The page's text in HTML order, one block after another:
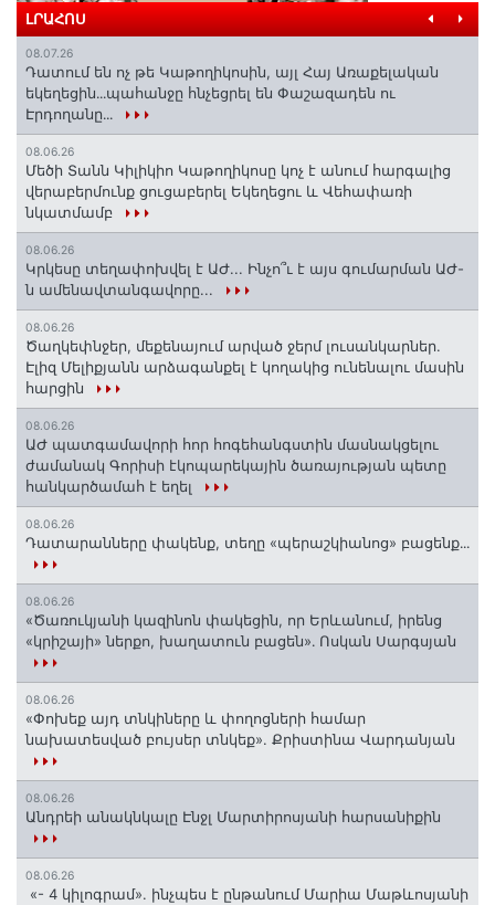
ԼՐԱՀՈՍ
08.07.26
Դատում են ոչ թե Կաթողիկոսին, այլ Հայ Առաքելական
եկեղեցին․․․պահանջը հնչեցրել են Փաշազադեն ու
Էրդողանը․․․
08.06.26
Մեծի Տանն Կիլիկիո Կաթողիկոսը կոչ է անում հարգալից
վերաբերմունք ցուցաբերել Եկեղեցու և Վեհափառի
նկատմամբ
08.06.26
Կրկեսը տեղափոխվել է ԱԺ... Ինչո՞ւ է այս գումարման ԱԺ-
ն ամենավտանգավորը...
08.06.26
Ծաղկեփնջեր, մեքենայում արված ջերմ լուսանկարներ.
Էլիզ Մելիքյանն արձագանքել է կողակից ունենալու մասին
հարցին
08.06.26
ԱԺ պատգամավորի հոր հոգեհանգստին մասնակցելու
ժամանակ Գորիսի էկոպարեկային ծառայության պետը
հանկարծամահ է եղել
08.06.26
Դատարանները փակենք, տեղը «պերաշկիանոց» բացենք․․․
08.06.26
«Ծառուկյանի կազինոն փակեցին, որ Երևանում, իրենց
«կրիշայի» ներքո, խաղատուն բացեն»․ Ոսկան Սարգսյան
08.06.26
«Փոխեք այդ տնկիները և փողոցների համար
նախատեսված բույսեր տնկեք». Քրիստինա Վարդանյան
08.06.26
Անդրեի անակնկալը Էնջլ Մարտիրոսյանի հարսանիքին
08.06.26
«- 4 կիլոգրամ». ինչպես է ընթանում Մարիա Մաթևոսյանի